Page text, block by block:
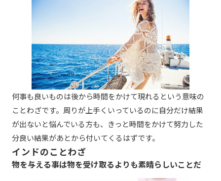
何事も良いものは後から時間をかけて現れるという意味の
ことわざです。周りが上手くいっているのに自分だけ結果
が出ないと悩んでいる方も、きっと時間をかけて努力した
分良い結果があとから付いてくるはずです。
インドのことわざ
物を与える事は物を受け取るよりも素晴らしいことだ